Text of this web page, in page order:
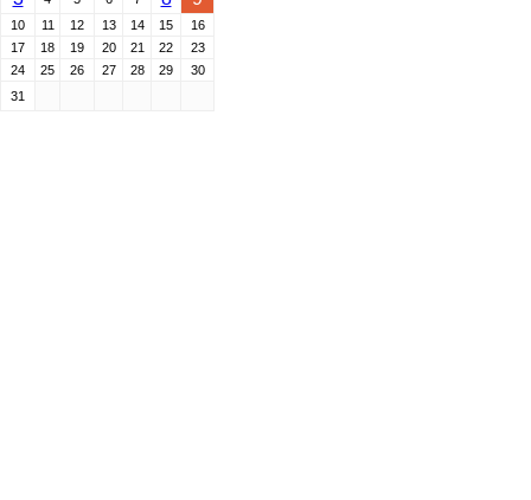
10 11 12 13 14 15
16
17
18 19 20 21 22
23
24
25 26 27 28 29
30
31